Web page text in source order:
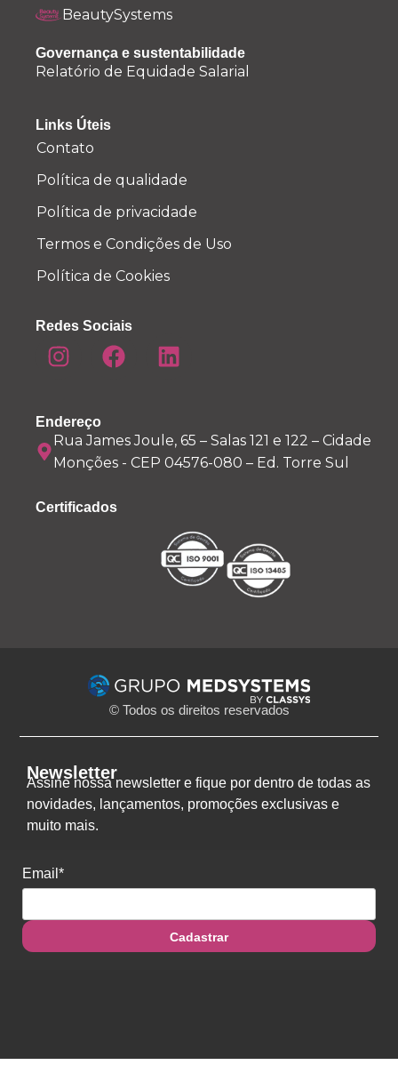
BeautySystems
Governança e sustentabilidade
Relatório de Equidade Salarial
Links Úteis
Contato
Política de qualidade
Política de privacidade
Termos e Condições de Uso
Política de Cookies
Redes Sociais
Endereço
Rua James Joule, 65 – Salas 121 e 122 – Cidade
Monções - CEP 04576-080 – Ed. Torre Sul
Certificados
© Todos os direitos reservados
Newsletter
Assine nossa newsletter e fique por dentro de todas as
novidades, lançamentos, promoções exclusivas e
muito mais.
Email*
Cadastrar